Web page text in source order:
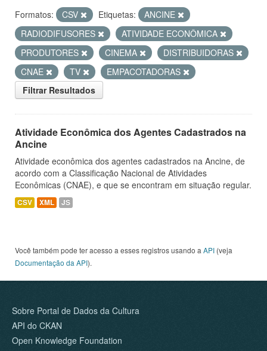
Formatos: CSV Etiquetas:
ANCINE
RADIODIFUSORES
ATIVIDADE ECONÔMICA
PRODUTORES
CINEMA
DISTRIBUIDORAS
CNAE
TV
EMPACOTADORAS
Filtrar Resultados
Atividade Econômica dos Agentes Cadastrados na
Ancine
Atividade econômica dos agentes cadastrados na Ancine, de
acordo com a Classificação Nacional de Atividades
Econômicas (CNAE), e que se encontram em situação regular.
CSV XML JS
Você também pode ter acesso a esses registros usando a API (veja
Documentação da API).
Sobre Portal de Dados da Cultura
API do CKAN
Open Knowledge Foundation